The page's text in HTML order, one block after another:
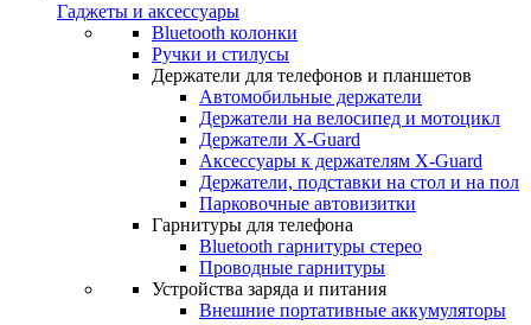
Гаджеты и аксессуары
Bluetooth колонки
Ручки и стилусы
Держатели для телефонов и планшетов
Автомобильные держатели
Держатели на велосипед и мотоцикл
Держатели X-Guard
Аксессуары к держателям X-Guard
Держатели, подставки на стол и на пол
Парковочные автовизитки
Гарнитуры для телефона
Bluetooth гарнитуры стерео
Проводные гарнитуры
Устройства заряда и питания
Внешние портативные аккумуляторы